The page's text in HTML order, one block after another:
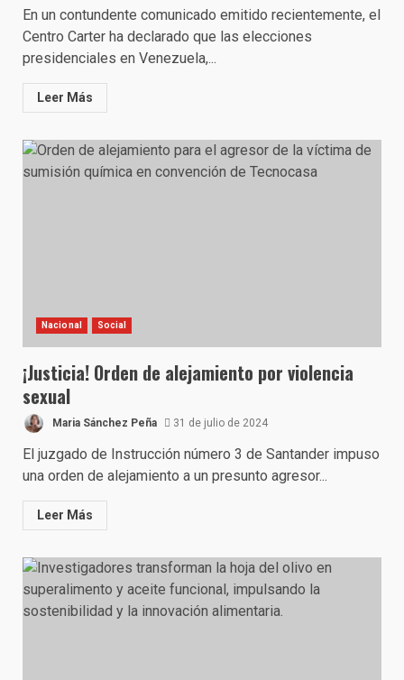
En un contundente comunicado emitido recientemente, el
Centro Carter ha declarado que las elecciones
presidenciales en Venezuela,...
Leer Más
Nacional Social
¡Justicia! Orden de alejamiento por violencia
sexual
Maria Sánchez Peña 31 de julio de 2024
El juzgado de Instrucción número 3 de Santander impuso
una orden de alejamiento a un presunto agresor...
Leer Más